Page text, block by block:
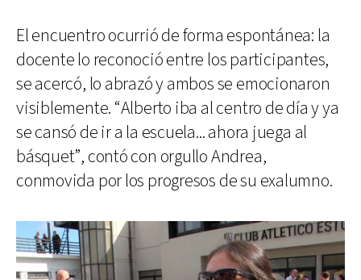
El encuentro ocurrió de forma espontánea: la
docente lo reconoció entre los participantes,
se acercó, lo abrazó y ambos se emocionaron
visiblemente. “Alberto iba al centro de día y ya
se cansó de ir a la escuela... ahora juega al
básquet”, contó con orgullo Andrea,
conmovida por los progresos de su exalumno.